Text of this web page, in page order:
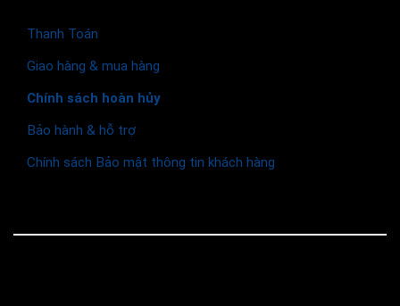
Thanh Toán
Giao hàng & mua hàng
Chính sách hoàn hủy
Bảo hành & hỗ trợ
Chính sách Bảo mật thông tin khách hàng